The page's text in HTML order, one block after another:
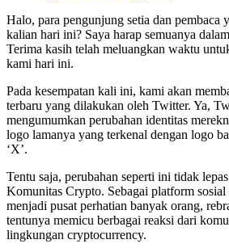
Halo, para pengunjung setia dan pembaca
kalian hari ini? Saya harap semuanya
Terima kasih telah meluangkan waktu
kami hari ini.
Pada kesempatan kali ini, kami akan
terbaru yang dilakukan oleh Twitter. Ya,
mengumumkan perubahan identitas
logo lamanya yang terkenal dengan logo
‘X’.
Tentu saja, perubahan seperti ini tidak
Komunitas Crypto. Sebagai platform
menjadi pusat perhatian banyak orang,
tentunya memicu berbagai reaksi dari
lingkungan cryptocurrency.